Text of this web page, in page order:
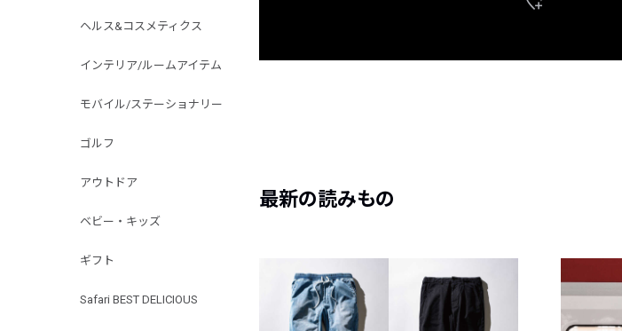
ヘルス&コスメティクス
インテリア/ルームアイテム
モバイル/ステーショナリー
ゴルフ
アウトドア
ベビー・キッズ
ギフト
Safari BEST DELICIOUS
最新の読みもの